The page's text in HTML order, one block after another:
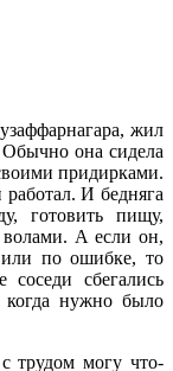
жил
Обычно она сидела
придирками.
И бедняга
готовить пищу,
волами. А если он,
или по ошибке, то
соседи сбегались
когда нужно было
трудом могу что-